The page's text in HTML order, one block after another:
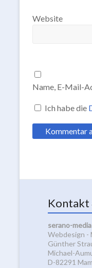
Website
Name, E-Mail-
Ich habe die
Kontakt
serano-media
Webdesign -
Günther
Michael-
D-82291